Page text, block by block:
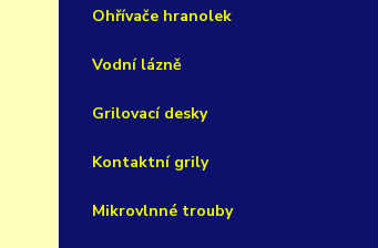
Ohřívače hranolek
Vodní lázně
Grilovací desky
Kontaktní grily
Mikrovlnné trouby